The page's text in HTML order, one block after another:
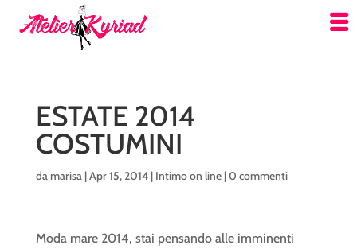
ESTATE 2014
COSTUMINI
damarisa|Apr 15, 2014| Intimo on line|0 commenti
Moda mare 2014, stai pensando alle imminenti